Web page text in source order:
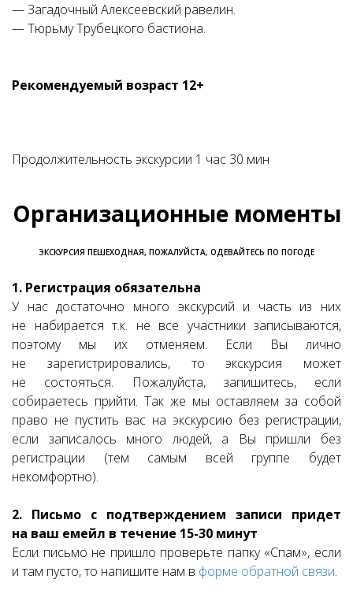
— Загадочный Алексеевский равелин.
— Тюрьму Трубецкого бастиона.
Рекомендуемый возраст 12+
Продолжительность экскурсии 1 час 30 мин
Организационные моменты
ЭКСКУРСИЯ ПЕШЕХОДНАЯ, ПОЖАЛУЙСТА, ОДЕВАЙТЕСЬ ПО ПОГОДЕ
1. Регистрация обязательна
У нас достаточно много экскурсий и часть из них
не набирается т.к. не все участники записываются,
поэтому мы их отменяем. Если Вы лично
не зарегистрировались, то экскурсия может
не состояться. Пожалуйста, запишитесь, если
собираетесь прийти. Так же мы оставляем за собой
право не пустить вас на экскурсию без регистрации,
если записалось много людей, а Вы пришли без
регистрации (тем самым всей группе будет
некомфортно).
2. Письмо с подтверждением записи придет
на ваш емейл в течение 15-30 минут
Если письмо не пришло проверьте папку «Спам», если
и там пусто, то напишите нам в форме обратной связи.